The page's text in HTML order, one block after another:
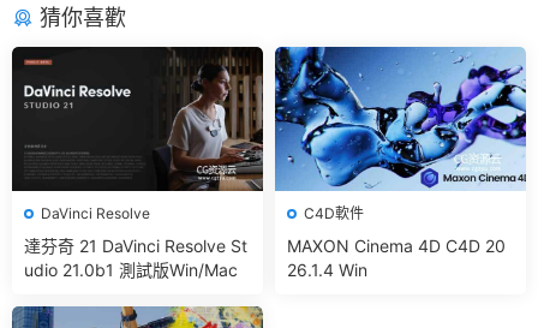
猜你喜歡
DaVinci Resolve
達芬奇 21 DaVinci Resolve St
udio 21.0b1 測試版Win/Mac
C4D軟件
MAXON Cinema 4D C4D 20
26.1.4 Win